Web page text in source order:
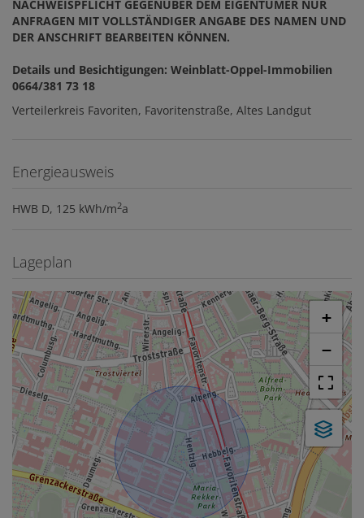
NACHWEISPFLICHT GEGENÜBER DEM EIGENTÜMER NUR
ANFRAGEN MIT VOLLSTÄNDIGER ANGABE DES NAMEN UND
DER ANSCHRIFT BEARBEITEN KÖNNEN.
Details und Besichtigungen: Weinblatt-Oppel-Immobilien
0664/381 73 18
Verteilerkreis Favoriten, Favoritenstraße, Altes Landgut
Energieausweis
HWB D, 125 kWh/m2a
Lageplan
+
−